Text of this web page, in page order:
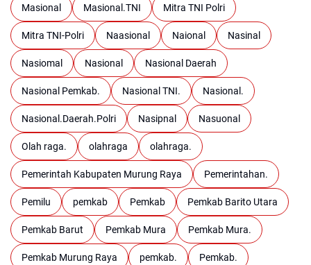
Masional Masional.TNI Mitra TNI Polri
Mitra TNI-Polri Naasional Naional Nasinal
Nasiomal Nasional Nasional Daerah
Nasional Pemkab. Nasional TNI. Nasional.
Nasional.Daerah.Polri Nasipnal Nasuonal
Olah raga. olahraga olahraga.
Pemerintah Kabupaten Murung Raya Pemerintahan.
Pemilu pemkab Pemkab Pemkab Barito Utara
Pemkab Barut Pemkab Mura Pemkab Mura.
Pemkab Murung Raya pemkab. Pemkab.